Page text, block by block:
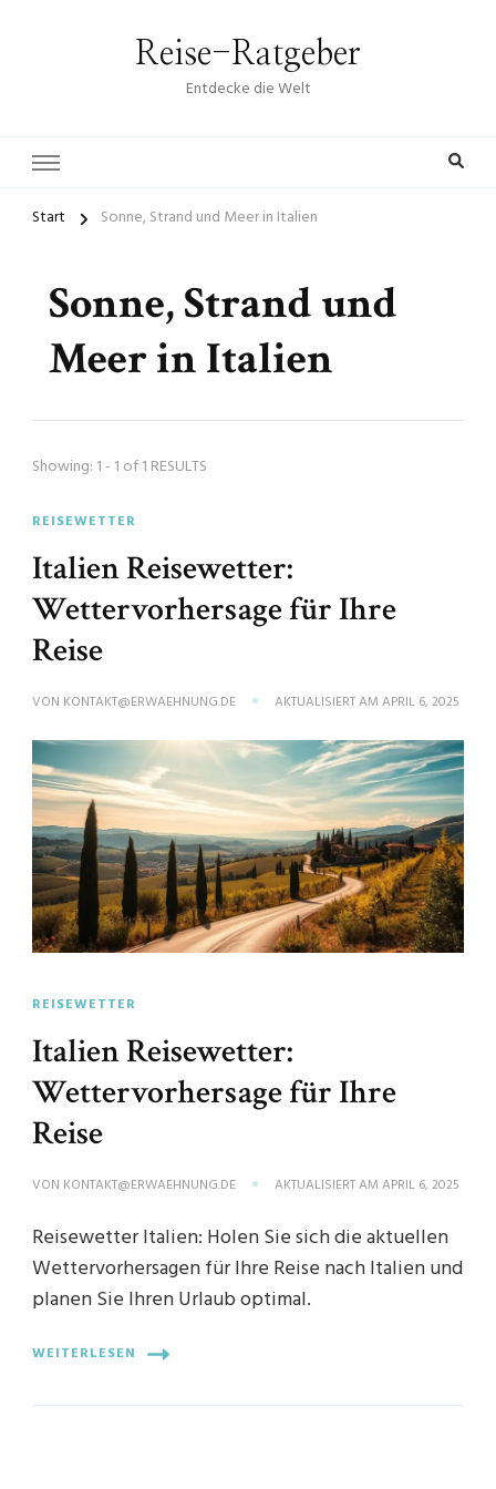
Reise-Ratgeber
Entdecke die Welt
Start Sonne, Strand und Meer in Italien
Sonne, Strand und
Meer in Italien
Showing: 1 - 1 of 1 RESULTS
REISEWETTER
Italien Reisewetter:
Wettervorhersage für Ihre
Reise
VON KONTAKT@ERWAEHNUNG.DE AKTUALISIERT AM APRIL 6, 2025
REISEWETTER
Italien Reisewetter:
Wettervorhersage für Ihre
Reise
VON KONTAKT@ERWAEHNUNG.DE AKTUALISIERT AM APRIL 6, 2025
Reisewetter Italien: Holen Sie sich die aktuellen
Wettervorhersagen für Ihre Reise nach Italien und
planen Sie Ihren Urlaub optimal.
WEITERLESEN